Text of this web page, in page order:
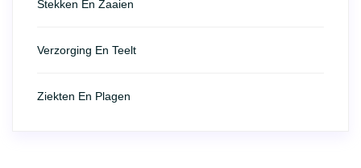
Stekken En Zaaien
Verzorging En Teelt
Ziekten En Plagen